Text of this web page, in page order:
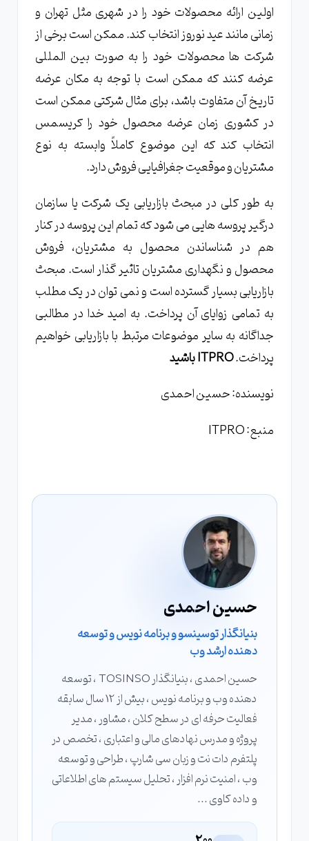
اولین ارائه محصولات خود را در شهری مثل تهران و
زمانی مانند عید نوروز انتخاب کند. ممکن است برخی از
شرکت ها محصولات خود را به صورت بین المللی
عرضه کنند که ممکن است با توجه به مکان عرضه
تاریخ آن متفاوت باشد، برای مثال شرکتی ممکن است
در کشوری زمان عرضه محصول خود را کریسمس
انتخاب کند که این موضوع کاملاً وابسته به نوع
مشتریان و موقعیت جغرافیایی فروش دارد.
به طور کلی در مبحث بازاریابی یک شرکت یا سازمان
درگیر پروسه هایی می شود که تمام این پروسه در کنار
هم در شناساندن محصول به مشتریان، فروش
محصول و نگهداری مشتریان تاثیر گذار است. مبحث
بازاریابی بسیار گسترده است و نمی توان در یک مطلب
به تمامی زوایای آن پرداخت. به امید خدا در مطالبی
جداگانه به سایر موضوعات مرتبط با بازاریابی خواهیم
پرداخت.ITPRO باشید
نویسنده: حسین احمدی
منبع: ITPRO
حسین احمدی
بنیانگذار توسینسو و برنامه نویس و توسعه
دهنده ارشد وب
حسین احمدی ، بنیانگذار TOSINSO ، توسعه
دهنده وب و برنامه نویس ، بیش از 12 سال سابقه
فعالیت حرفه ای در سطح کلان ، مشاور ، مدیر
پروژه و مدرس نهادهای مالی و اعتباری ، تخصص در
پلتفرم دات نت و زبان سی شارپ ، طراحی و توسعه
وب ، امنیت نرم افزار ، تحلیل سیستم های اطلاعاتی
و داده کاوی ...